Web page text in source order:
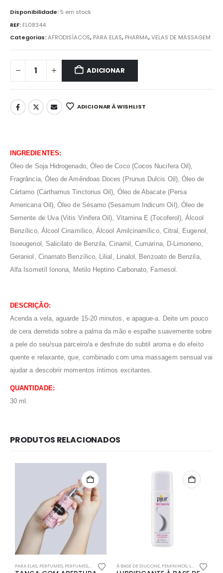
Disponibilidade: 5 em stock
REF: FL08344
Categorias:AFRODISÍACOS, PARA ELAS, PHARMA,VELAS DE MASSAGEM
ADICIONAR
ADICIONAR À WISHLIST
INGREDIENTES:
Óleo de Soja Hidrogenado, Óleo de Coco (Cocos Nucifera Oil),
Fragrância, Óleo de Amêndoas Doces (Prunus Dulcis Oil), Óleo de
Cártamo (Carthamus Tinctorius Oil), Óleo de Abacate (Persa
Americana Oil), Óleo de Sésamo (Sesamum Indicum Oil), Óleo de
Semente de Uva (Vitis Vinifera Oil), Vitamina E (Tocoferol), Álcool
Benzílico, Álcool Cinamílico, Álcool Amilcinamílico, Citral, Eugenol,
Isoeugenol, Salicilato de Benzila, Cinamil, Cumarina, D-Limoneno,
Geraniol, Cinamato Benzílico, Lilial, Linalol, Benzoato de Benzila,
Alfa Isometíl Ionona, Metilo Heptino Carbonato, Famesol.
DESCRIÇÃO:
Acenda a vela, aguarde 15-20 minutos, e apague-a. Deite um pouco
de cera derretida sobre a palma da mão e espalhe suavemente sobre
a pele do seu/sua parceiro/a e desfrute do subtil aroma e do efeito
quente e relaxante, que, combinado com uma massagem sensual vai
ajudar a descobrir momentos íntimos excitantes.
QUANTIDADE:
30 ml.
PRODUTOS RELACIONADOS
PARA ELAS, PERFUMES, PERFUMES,PHARMA À BASE DE SILICONE, FEMININOS, LUBRIFICANTES
Redes Sociais
Métodos de Pagamento